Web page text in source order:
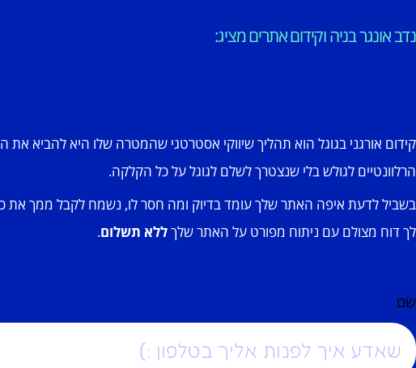
נדב אונגר בניה וקידום אתרים מציג:
קידום אורגני בגוגל הוא תהליך שיווקי אסטרטגי שהמטרה שלו היא להביא את
הרלוונטיים לגולש בלי שנצטרך לשלם לגוגל על כל הקלקה.
בשביל לדעת איפה האתר שלך עומד בדיוק ומה חסר לו, נשמח לקבל ממך את
לך דוח מצולם עם ניתוח מפורט על האתר שלךללא תשלום.
שם